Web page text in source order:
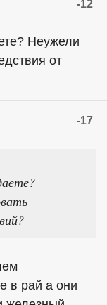
-12
Неужели
от
-17
в рай а они